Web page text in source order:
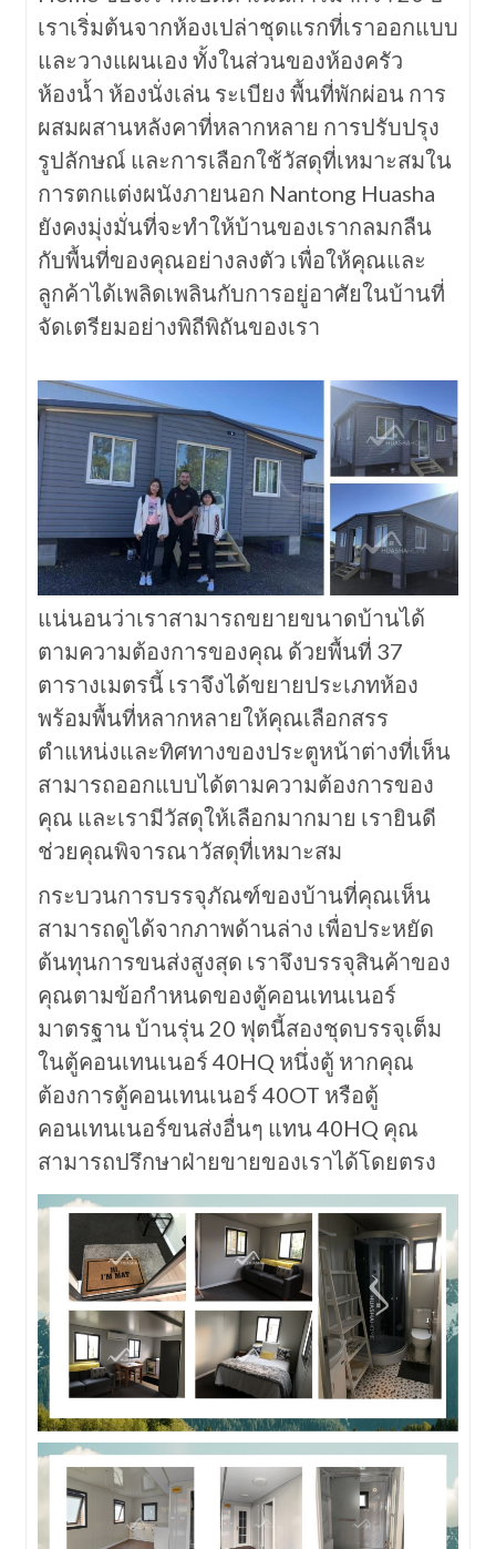
เราเริ่มต้นจากห้องเปล่าชุดแรกที่เราออกแบบ
และวางแผนเอง ทั้งในส่วนของห้องครัว
ห้องน้ำ ห้องนั่งเล่น ระเบียง พื้นที่พักผ่อน การ
ผสมผสานหลังคาที่หลากหลาย การปรับปรุง
รูปลักษณ์ และการเลือกใช้วัสดุที่เหมาะสมใน
การตกแต่งผนังภายนอก Nantong Huasha
ยังคงมุ่งมั่นที่จะทำให้บ้านของเรากลมกลืน
กับพื้นที่ของคุณอย่างลงตัว เพื่อให้คุณและ
ลูกค้าได้เพลิดเพลินกับการอยู่อาศัยในบ้านที่
จัดเตรียมอย่างพิถีพิถันของเรา
แน่นอนว่าเราสามารถขยายขนาดบ้านได้
ตามความต้องการของคุณ ด้วยพื้นที่ 37
ตารางเมตรนี้ เราจึงได้ขยายประเภทห้อง
พร้อมพื้นที่หลากหลายให้คุณเลือกสรร
ตำแหน่งและทิศทางของประตูหน้าต่างที่เห็น
สามารถออกแบบได้ตามความต้องการของ
คุณ และเรามีวัสดุให้เลือกมากมาย เรายินดี
ช่วยคุณพิจารณาวัสดุที่เหมาะสม
กระบวนการบรรจุภัณฑ์ของบ้านที่คุณเห็น
สามารถดูได้จากภาพด้านล่าง เพื่อประหยัด
ต้นทุนการขนส่งสูงสุด เราจึงบรรจุสินค้าของ
คุณตามข้อกำหนดของตู้คอนเทนเนอร์
มาตรฐาน บ้านรุ่น 20 ฟุตนี้สองชุดบรรจุเต็ม
ในตู้คอนเทนเนอร์ 40HQ หนึ่งตู้ หากคุณ
ต้องการตู้คอนเทนเนอร์ 40OT หรือตู้
คอนเทนเนอร์ขนส่งอื่นๆ แทน 40HQ คุณ
สามารถปรึกษาฝ่ายขายของเราได้โดยตรง